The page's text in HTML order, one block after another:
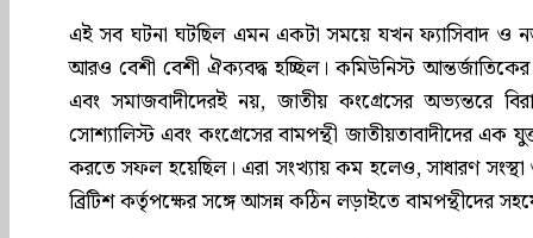
এই সব ঘটনা ঘটছিল এমন একটা সময়ে যখন ফ্যাসিবাদ ও
আরও বেশী বেশী ঐক্যবদ্ধ হচ্ছিল। কমিউনিস্ট
এবং সমাজবাদীদেরই নয়, জাতীয় কংগ্রেসের অভ্যন্তরে
সোশ্যালিস্ট এবং কংগ্রেসের বামপন্থী জাতীয়তাবাদীদের এক
করতে সফল হয়েছিল। এরা সংখ্যায় কম হলেও, সাধারণ
ব্রিটিশ কর্তৃপক্ষের সঙ্গে আসন্ন কঠিন লড়াইতে বামপন্থীদের